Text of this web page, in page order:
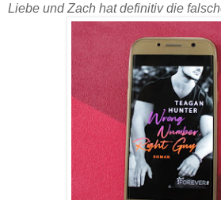
Liebe und Zach hat definitiv die